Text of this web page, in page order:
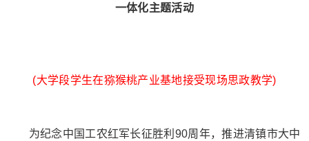
一体化主题活动
(大学段学生在猕猴桃产业基地接受现场思政教学)
为纪念中国工农红军长征胜利90周年，推进清镇市大中